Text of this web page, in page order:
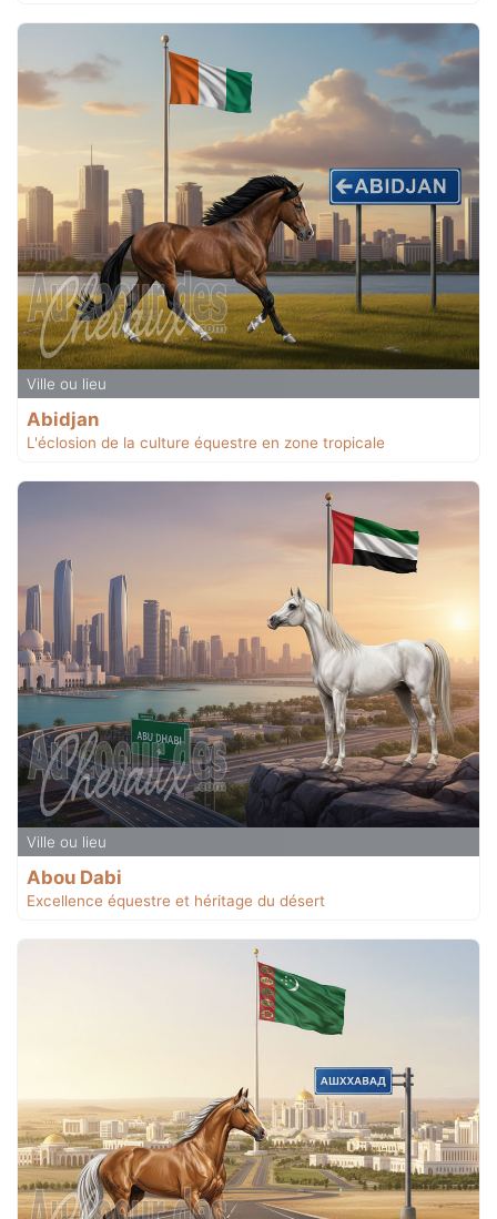
Ville ou lieu
Abidjan
L'éclosion de la culture équestre en zone tropicale
Ville ou lieu
Abou Dabi
Excellence équestre et héritage du désert